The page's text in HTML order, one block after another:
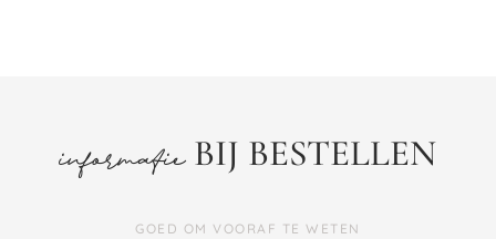
informatieBIJ BESTELLEN
GOED OM VOORAF TE WETEN